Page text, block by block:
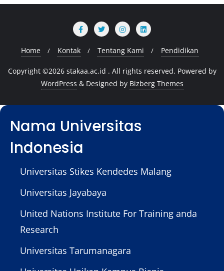
Home Kontak Tentang Kami Pendidikan
Copyright ©2026 stakaa.ac.id . All rights reserved. Powered by
WordPress & Designed by Bizberg Themes
Universitas
Stikes Kendedes Malang
Jayabaya
Nations Institute For Training anda
Tarumanagara